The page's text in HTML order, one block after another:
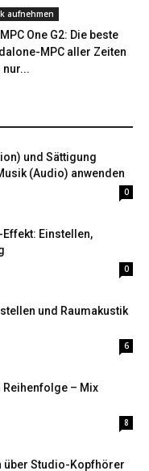
aufnehmen
One G2: Die beste
MPC aller Zeiten
und Sättigung
(Audio) anwenden
0
Einstellen,
0
und Raumakustik
6
– Mix
8
über Studio-Kopfhörer